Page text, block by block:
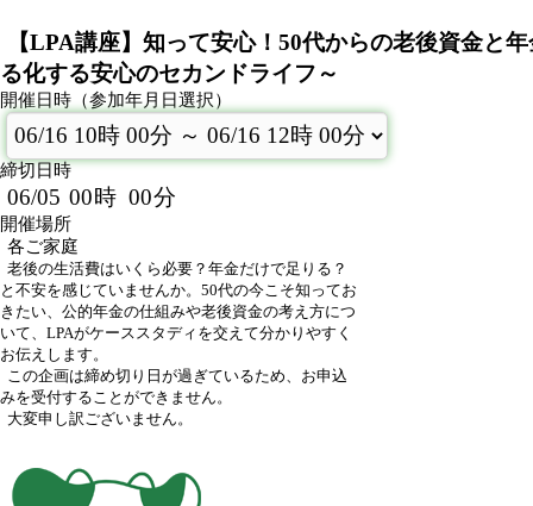
【LPA講座】知って安心！50代からの老後資金と
る化する安心のセカンドライフ～
開催日時（参加年月日選択）
締切日時
06/05 00時 00分
開催場所
各ご家庭
老後の生活費はいくら必要？年金だけで足りる？
と不安を感じていませんか。50代の今こそ知ってお
きたい、公的年金の仕組みや老後資金の考え方につ
いて、LPAがケーススタディを交えて分かりやすく
お伝えします。
この企画は締め切り日が過ぎているため、お申込
みを受付することができません。
大変申し訳ございません。